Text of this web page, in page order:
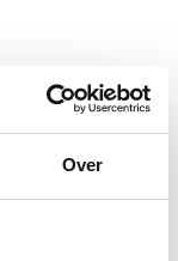
Over
,919 KB
127 KB